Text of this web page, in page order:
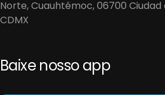
Norte, Cuauhtémoc, 06700 Ciudad
CDMX
Baixe nosso app